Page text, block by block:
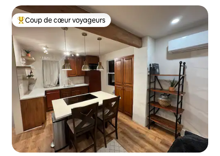
Coups de cœur voyageurs les plus appréciés
Coup de cœur voyageurs